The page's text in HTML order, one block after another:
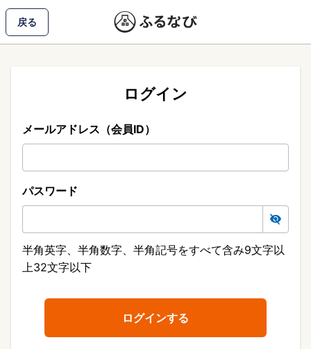
戻る
ログイン
メールアドレス（会員ID）
パスワード
半角英字、半角数字、半角記号をすべて含み9文字以
上32文字以下